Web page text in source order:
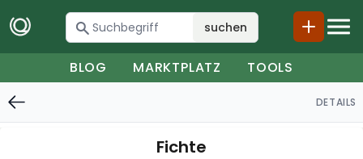
suchen
BLOG MARKTPLATZ TOOLS
DETAILS
Fichte